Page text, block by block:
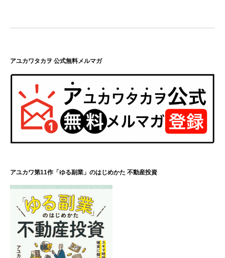
シ
ョ
ン
アユカワタカヲ 公式無料メルマガ
アユカワ第11作「ゆる副業」のはじめかた 不動産投資